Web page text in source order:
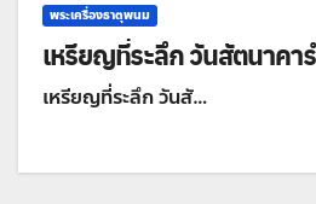
พระเครื่องธาตุพนม
เหรียญที่ระลึก วันสัตนาคา
เหรียญที่ระลึก วันสั…